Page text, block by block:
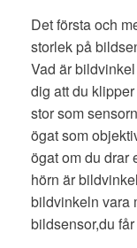
Det första och
storlek på
Vad är
dig att du
stor som
ögat som
ögat om du drar
hörn är
bildvinkeln vara
bildsensor,du